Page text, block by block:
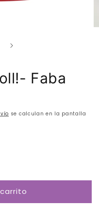
Faba
se calculan en la pantalla